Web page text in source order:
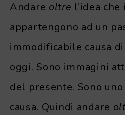
Andare oltre l’idea
appartengono ad un
immodificabile causa
oggi. Sono immagini
del presente. Sono
causa. Quindi andare